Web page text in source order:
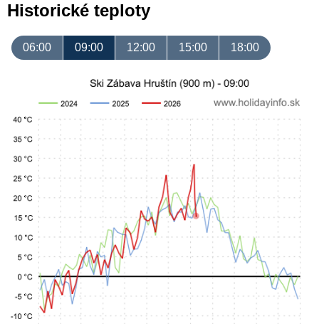
Historické teploty
06:00 09:00 12:00 15:00 18:00